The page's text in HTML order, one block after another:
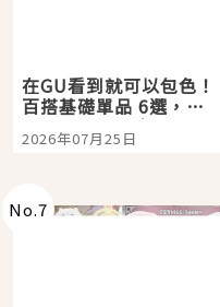
在GU看到就可以包色！
百搭基礎單品 6選，閉
眼全收也不心疼
2026年07月25日
No.7